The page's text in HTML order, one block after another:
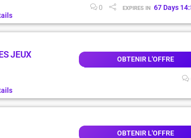
0 EXPIRES IN 67 Days 14:
JEUX OBTENIR L'OFFRE
OBTENIR L'OFFRE